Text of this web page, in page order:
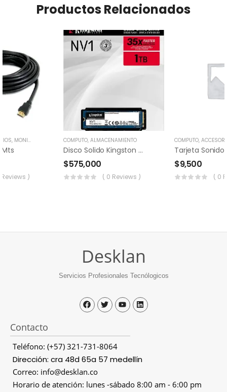
Productos Relacionados
, MONITORES
Mts
)
COMPUTO, ALMACENAMIENTO
Disco Solido Kingston M.2 PCI-E 1tb
$575,000
( 0 Reviews )
COMPUTO,
$9,500
( 0
Desklan
Servicios Profesionales Tecnólogicos
Contacto
Teléfono: (+57) 321-731-8064
Dirección: cra 48d 65a 57 medellín
Correo: info@desklan.co
Horario de atención: lunes -sábado 8:00 am - 6:00 pm